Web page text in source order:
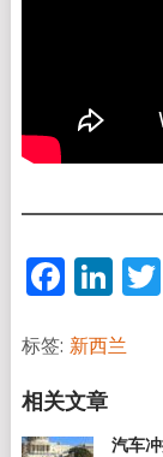
标签: 新西兰
汽车